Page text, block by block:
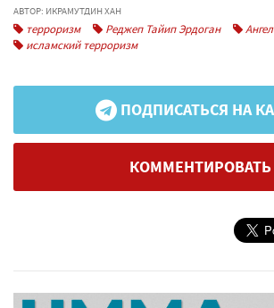
АВТОР: ИКРАМУТДИН ХАН
терроризм Реджеп Тайип Эрдоган
исламский терроризм
ПОДПИСАТЬСЯ НА
КОММЕНТИРОВАТЬ